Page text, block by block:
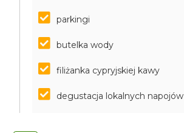
parkingi
butelka wody
filiżanka cypryjskiej kawy
degustacja lokalnych napojów